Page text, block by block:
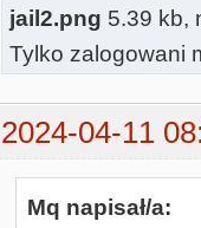
jail2.png 5.39 kb,
Tylko zalogowani
2024-04-11
Mq napisał/a: